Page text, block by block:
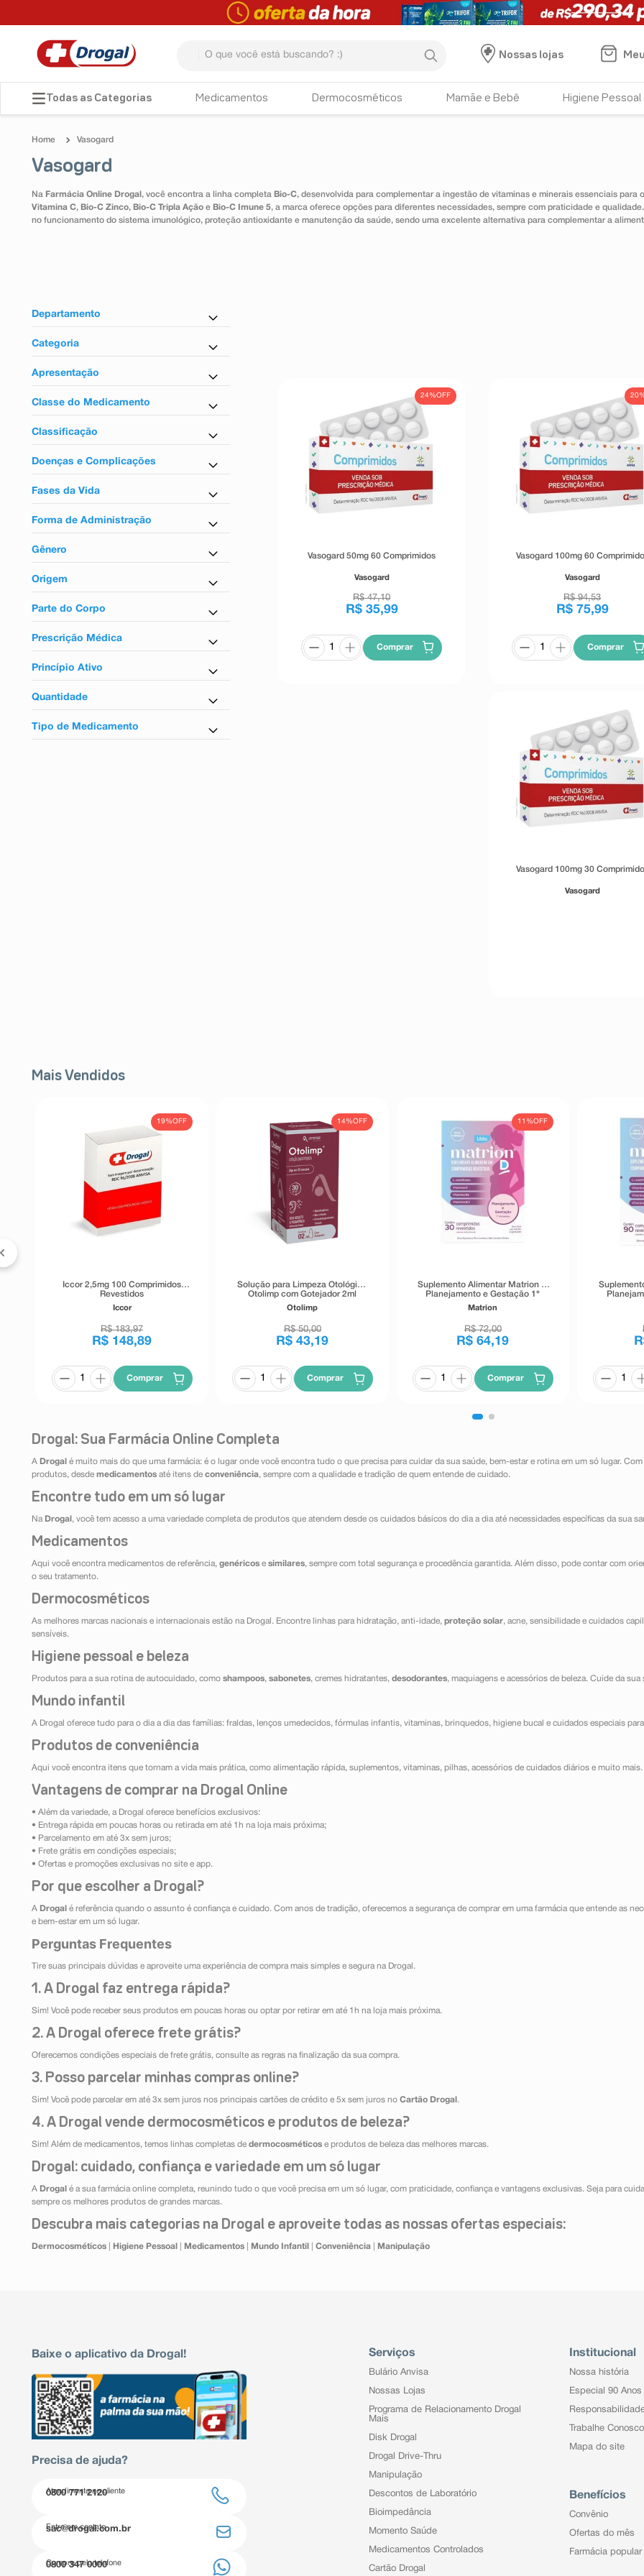
Nossas lojas
Medicamentos Dermocosméticos Mamãe e Bebê Higiene Pessoal
Vasogard
Vasogard
Na Farmácia Online Drogal , você encontra a linha completa Bio-C, desenvolvida para complementar a ingestão de vitaminas e minerais essenciais
Vitamina C, Bio-C Zinco, Bio-C Tripla Ação e Bio-C Imune 5, a marca oferece opções para diferentes necessidades, sempre com praticidade e
no funcionamento do sistema imunológico, proteção antioxidante e manutenção da saúde, sendo uma excelente alternativa para complementar a
Departamento
Medicamentos
Categoria
Vasodilatador Periferico
Apresentação
Comprimido
Classe do Medicamento
Anti-hipertensivos
Vasodilatadores
Classificação
Tarja vermelha
Doenças e Complicações
Para pressão arterial
Para circulação
Para pressão alta
Fases da Vida
Para adultos
Forma de Administração
Uso oral
Gênero
Unissex
Origem
Nacional
Parte do Corpo
Para o sistema circulatório
Prescrição Médica
Sim
Princípio Ativo
Cilostazol
Quantidade
30 Comprimidos
60 Comprimidos
Tipo de Medicamento
24%OFF
Vasogard 50mg 60 Comprimidos
Vasogard
R$ 47,10
R$ 35,99
Comprar
Vasogard 100mg 60
Vasogard
R$ 94,53
R$ 75,99
Comprar
Vasogard 100mg 30
Vasogard
Mais Vendidos
19%OFF
Iccor 2,5mg 100 Comprimidos
Revestidos
Iccor
R$ 183,97
R$ 148,89
Comprar
14%OFF
Solução para Limpeza Otológica
Otolimp com Gotejador 2ml
Otolimp
R$ 50,00
R$ 43,19
Comprar
11%OFF
Suplemento Alimentar Matrion D
Planejamento e Gestação 1°
Trimestre 30 Comprimidos
Revestidos
Matrion
R$ 72,00
R$ 64,19
Comprar
Drogal: Sua Farmácia Online Completa
A Drogal é muito mais do que uma farmácia: é o lugar onde você encontra tudo o que precisa para cuidar da sua saúde, bem-estar e rotina em um só lugar.
produtos, desde medicamentos até itens de conveniência, sempre com a qualidade e tradição de quem entende de cuidado.
Encontre tudo em um só lugar
Na Drogal , você tem acesso a uma variedade completa de produtos que atendem desde os cuidados básicos do dia a dia até necessidades específicas da sua
Medicamentos
Aqui você encontra medicamentos de referência, genéricos e similares, sempre com total segurança e procedência garantida. Além disso, pode contar com
o seu tratamento.
Dermocosméticos
As melhores marcas nacionais e internacionais estão na Drogal. Encontre linhas para hidratação, anti-idade, proteção solar, acne, sensibilidade e cuidados
sensíveis.
Higiene pessoal e beleza
Produtos para a sua rotina de autocuidado, como shampoos, sabonetes, cremes hidratantes, desodorantes, maquiagens e acessórios de beleza. Cuide da
Mundo infantil
A Drogal oferece tudo para o dia a dia das famílias: fraldas, lenços umedecidos, fórmulas infantis, vitaminas, brinquedos, higiene bucal e cuidados especiais
Produtos de conveniência
Aqui você encontra itens que tornam a vida mais prática, como alimentação rápida, suplementos, vitaminas, pilhas, acessórios de cuidados diários e muito
Vantagens de comprar na Drogal Online
• Além da variedade, a Drogal oferece benefícios exclusivos:
• Entrega rápida em poucas horas ou retirada em até 1h na loja mais próxima;
• Parcelamento em até 3x sem juros;
• Frete grátis em condições especiais;
• Ofertas e promoções exclusivas no site e app.
Por que escolher a Drogal?
A Drogal é referência quando o assunto é confiança e cuidado. Com anos de tradição, oferecemos a segurança de comprar em uma farmácia que entende as
e bem-estar em um só lugar.
Perguntas Frequentes
Tire suas principais dúvidas e aproveite uma experiência de compra mais simples e segura na Drogal.
1. A Drogal faz entrega rápida?
Sim! Você pode receber seus produtos em poucas horas ou optar por retirar em até 1h na loja mais próxima.
2. A Drogal oferece frete grátis?
Oferecemos condições especiais de frete grátis, consulte as regras na finalização da sua compra.
3. Posso parcelar minhas compras online?
Sim! Você pode parcelar em até 3x sem juros nos principais cartões de crédito e 5x sem juros no Cartão Drogal .
4. A Drogal vende dermocosméticos e produtos de beleza?
Sim! Além de medicamentos, temos linhas completas de dermocosméticos e produtos de beleza das melhores marcas.
Drogal: cuidado, confiança e variedade em um só lugar
A Drogal é a sua farmácia online completa, reunindo tudo o que você precisa em um só lugar, com praticidade, confiança e vantagens exclusivas. Seja para
sempre os melhores produtos de grandes marcas.
Descubra mais categorias na Drogal e aproveite todas as nossas ofertas especiais:
Dermocosméticos Higiene Pessoal Medicamentos Mundo Infantil Conveniência Manipulação
Baixe o aplicativo da Drogal!
Precisa de ajuda?
Atendimento ao cliente
0800 771 2120
Entre em contato
sac@drogal.com.br
Compre pelo telefone
0800 347 0000
Serviços
Bulário Anvisa
Nossas Lojas
Programa de Relacionamento Drogal
Mais
Disk Drogal
Drogal Drive-Thru
Manipulação
Descontos de Laboratório
Bioimpedância
Momento Saúde
Medicamentos Controlados
Cartão Drogal
Institucional
Nossa história
Especial 90 Anos
Trabalhe Conosco
Mapa do site
Benefícios
Convênio
Ofertas do mês
Farmácia popular
TERMOS MAIS BUSCADOS
4º lenço umedecido
5º tadalafila
9º esmalte
absorvente